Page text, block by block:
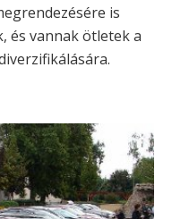
is
és vannak ötletek a